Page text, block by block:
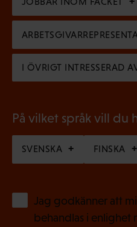
)
k
t
)
r
i
s
k
)
I ÖVRIGT INTRESSERAD
På vilket språk vill du
SVENSKA FINSKA
Jag godkänner att
behandlas i enlighet